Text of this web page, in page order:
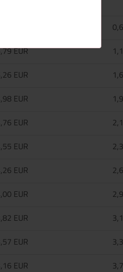
EUR
EUR
EUR
EUR
EUR
EUR
EUR
EUR
EUR
EUR